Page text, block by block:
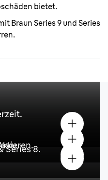
bietet.
Braun Series 9 und Series
Series 8.